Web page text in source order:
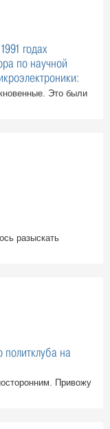
годах
по научной
Это были
разыскать
политклуба на
Привожу